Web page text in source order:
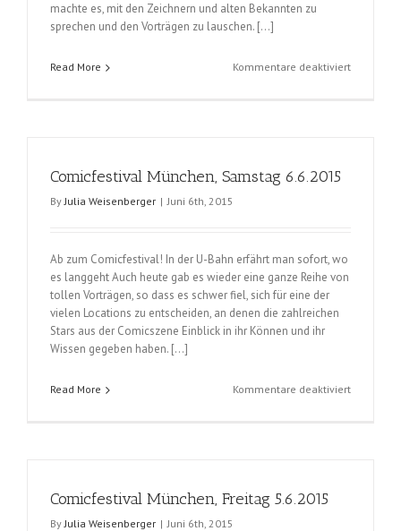
machte es, mit den Zeichnern und alten Bekannten zu
sprechen und den Vorträgen zu lauschen. […]
Read More Kommentare deaktiviertfür
Comicfestival München, Samstag 6.6.2015
ByJulia Weisenberger | Juni 6th, 2015
Ab zum Comicfestival! In der U-Bahn erfährt man sofort, wo
es langgeht Auch heute gab es wieder eine ganze Reihe von
tollen Vorträgen, so dass es schwer fiel, sich für eine der
vielen Locations zu entscheiden, an denen die zahlreichen
Stars aus der Comicszene Einblick in ihr Können und ihr
Wissen gegeben haben. […]
Read More Kommentare deaktiviertfür
Comicfestival München, Freitag 5.6.2015
ByJulia Weisenberger | Juni 6th, 2015